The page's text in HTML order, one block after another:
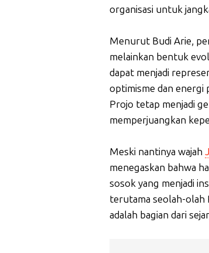
organisasi untuk
Menurut Budi Arie,
melainkan bentuk
dapat menjadi
optimisme dan energi
Projo tetap menjadi
memperjuangkan
Meski nantinya wajah
menegaskan bahwa
sosok yang menjadi
terutama seolah-olah
adalah bagian dari